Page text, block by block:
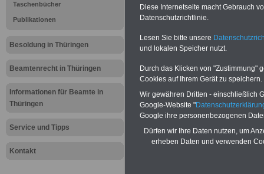
Taschenbücher
Publikationen
Besoldung in Thüringen
Beamtenrecht in Thüringen
Informationen für Beamte in
Thüringen
Service und Tipps
Kontakt
Meldung
Betreuung
fehlt
Diese Internetseite macht Gebrauch
Datenschutzrichtlinie.
Lesen Sie bitte unsere
und lokalen Speicher nutzt.
Durch das Klicken von "Zustimmung"
Cookies auf Ihrem Gerät zu speichern.
Wir gewähren Dritten - einschließlich
Google-Website "
Google ihre personenbezogenen
Dürfen wir Ihre Daten nutzen, um
erheben Daten und verwenden